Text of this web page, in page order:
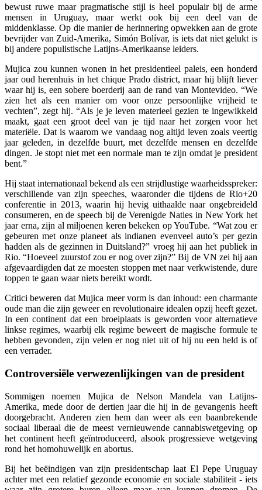
bewust ruwe maar pragmatische stijl is heel populair bij de arme
mensen in Uruguay, maar werkt ook bij een deel van de
middenklasse. Op die manier de herinnering opwekken aan de grote
bevrijder van Zuid-Amerika, Simón Bolívar, is iets dat niet gelukt is
bij andere populistische Latijns-Amerikaanse leiders.
Mujica zou kunnen wonen in het presidentieel paleis, een honderd
jaar oud herenhuis in het chique Prado district, maar hij blijft liever
waar hij is, een sobere boerderij aan de rand van Montevideo. “We
zien het als een manier om voor onze persoonlijke vrijheid te
vechten”, zegt hij. “Als je je leven materieel gezien te ingewikkeld
maakt, gaat een groot deel van je tijd naar het zorgen voor het
materiële. Dat is waarom we vandaag nog altijd leven zoals veertig
jaar geleden, in dezelfde buurt, met dezelfde mensen en dezelfde
dingen. Je stopt niet met een normale man te zijn omdat je president
bent.”
Hij staat internationaal bekend als een strijdlustige waarheidsspreker:
verschillende van zijn speeches, waaronder die tijdens de Rio+20
conferentie in 2013, waarin hij hevig uithaalde naar ongebreideld
consumeren, en de speech bij de Verenigde Naties in New York het
jaar erna, zijn al miljoenen keren bekeken op YouTube. “Wat zou er
gebeuren met onze planeet als indianen evenveel auto’s per gezin
hadden als de gezinnen in Duitsland?” vroeg hij aan het publiek in
Rio. “Hoeveel zuurstof zou er nog over zijn?” Bij de VN zei hij aan
afgevaardigden dat ze moesten stoppen met naar verkwistende, dure
toppen te gaan waar niets bereikt wordt.
Critici beweren dat Mujica meer vorm is dan inhoud: een charmante
oude man die zijn geweer en revolutionaire idealen opzij heeft gezet.
In een continent dat een broeiplaats is geworden voor alternatieve
linkse regimes, waarbij elk regime beweert de magische formule te
hebben gevonden, zijn velen er nog niet uit of hij nu een held is of
een verrader.
Controversiële verwezenlijkingen van de president
Sommigen noemen Mujica de Nelson Mandela van Latijns-
Amerika, mede door de dertien jaar die hij in de gevangenis heeft
doorgebracht. Anderen zien hem dan weer als een baanbrekende
sociaal liberaal die de meest vernieuwende cannabiswetgeving op
het continent heeft geïntroduceerd, alsook progressieve wetgeving
rond het homohuwelijk en abortus.
Bij het beëindigen van zijn presidentschap laat El Pepe Uruguay
achter met een relatief gezonde economie en sociale stabiliteit - iets